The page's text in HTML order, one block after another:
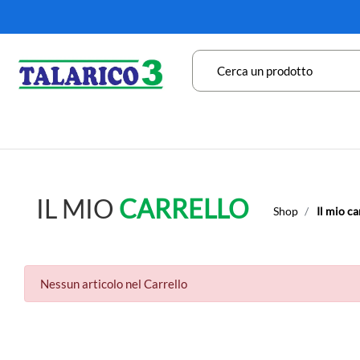
IL MIO CARRELLO Shop Il mio
Nessun articolo nel Carrello